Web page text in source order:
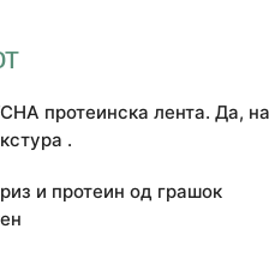
протеинска лента. Да,
.
и протеин од грашок